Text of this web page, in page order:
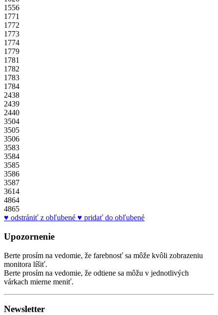
1556
1771
1772
1773
1774
1779
1781
1782
1783
1784
2438
2439
2440
3504
3505
3506
3583
3584
3585
3586
3587
3614
4864
4865
odstrániť z obľubené
pridať do obľubené
Upozornenie
Berte prosím na vedomie, že farebnosť sa môže kvôli zobrazeniu
monitora líšiť.
Berte prosím na vedomie, že odtiene sa môžu v jednotlivých
várkach mierne meniť.
Newsletter